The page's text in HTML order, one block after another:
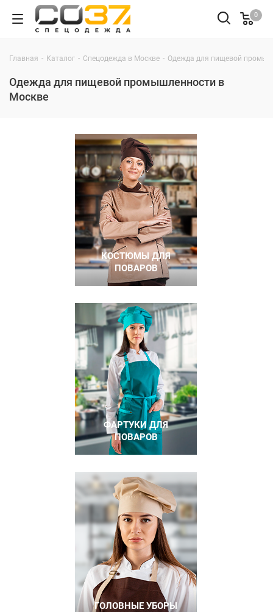
0
Главная - Каталог - Спецодежда в Москве - Одежда для пищевой
Одежда для пищевой промышленности в
Москве
КОСТЮМЫ ДЛЯ
ПОВАРОВ
ФАРТУКИ ДЛЯ
ПОВАРОВ
ГОЛОВНЫЕ УБОРЫ